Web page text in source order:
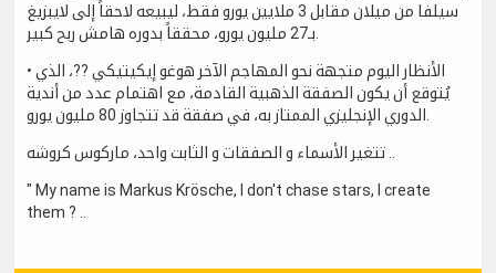
سيلفا من ميلان مقابل 3 ملايين يورو فقط، ليبيعه لاحقاً إلى لايبزيغ
بـ27 مليون يورو، محققاً بدوره هامش ربح كبير.
• الأنظار اليوم متجهة نحو المهاجم الآخر هوغو إيكيتيكي ??، الذي
يُتوقع أن يكون الصفقة الذهبية القادمة، مع اهتمام عدد من أندية
الدوري الإنجليزي الممتاز به، في صفقة قد تتجاوز 80 مليون يورو.
تتغير الأسماء و الصفقات و الثابت واحد، ماركوس كروشه ..
" My name is Markus Krösche, I don't chase stars, I create
them ? ..